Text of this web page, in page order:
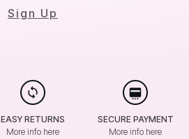
Sign Up
EASY RETURNS
More info here
SECURE PAYMENT
More info here